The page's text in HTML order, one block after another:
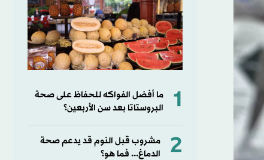
1
ما أفضل الفواكه للحفاظ على صحة
البروستاتا بعد سن الأربعين؟
2
مشروب قبل النوم قد يدعم صحة
الدماغ... فما هو؟